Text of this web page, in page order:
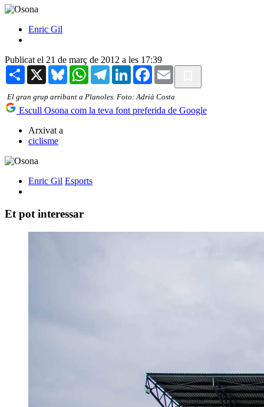
Enric Gil
Publicat el 21 de març de 2012 a les 17:39
Share X BlueskyWhatsAppTelegramLinkedInFacebook
Email
El gran grup arribant a Planoles. Foto: Adrià Costa
Escull Osona com la teva font preferida de Google
Arxivat a
ciclisme
Enric Gil Esports
Et pot interessar